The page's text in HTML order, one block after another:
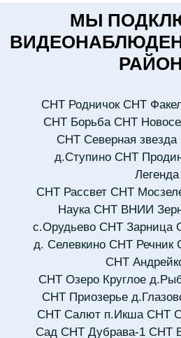
МЫ
СНТ Родничок СНТ
СНТ Борьба СНТ
СНТ Северная звезда
д.Ступино СНТ
Легенда
СНТ Рассвет СНТ
Наука СНТ ВНИИ
с.Орудьево СНТ Зарница
д. Селевкино СНТ Речник
СНТ
СНТ Озеро Круглое
СНТ Приозерье
СНТ Салют п.Икша СНТ
Сад СНТ Дубрава-1 СНТ